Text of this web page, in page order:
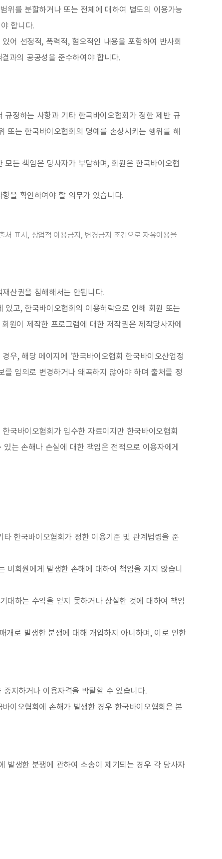
위를 분할하거나 또는 전체에 대하여 별도의 이용가능
합니다.
어 선정적, 폭력적, 혐오적인 내용을 포함하여 반사회
과의 공공성을 준수하여야 합니다.
정하는 사항과 기타 한국바이오협회가 정한 제반 규
또는 한국바이오협회의 명예를 손상시키는 행위를 해
든 책임은 당사자가 부담하며, 회원은 한국바이오협
을 확인하여야 할 의무가 있습니다.
표시, 상업적 이용금지, 변경금지 조건으로 자유이용을
산권을 침해해서는 안됩니다.
고, 한국바이오협회의 이용허락으로 인해 회원 또는
원이 제작한 프로그램에 대한 저작권은 제작당사자에
우, 해당 페이지에 '한국바이오협회 한국바이오산업정
임의로 변경하거나 왜곡하지 않아야 하며 출처를 정
국바이오협회가 입수한 자료이지만 한국바이오협회
는 손해나 손실에 대한 책임은 전적으로 이용자에게
한국바이오협회가 정한 이용기준 및 관계법령을 준
비회원에게 발생한 손해에 대하여 책임을 지지 않습니
대하는 수익을 얻지 못하거나 상실한 것에 대하여 책임
개로 발생한 분쟁에 대해 개입하지 아니하며, 이로 인한
지하거나 이용자격을 박탈할 수 있습니다.
이오협회에 손해가 발생한 경우 한국바이오협회은 본
발생한 분쟁에 관하여 소송이 제기되는 경우 각 당사자